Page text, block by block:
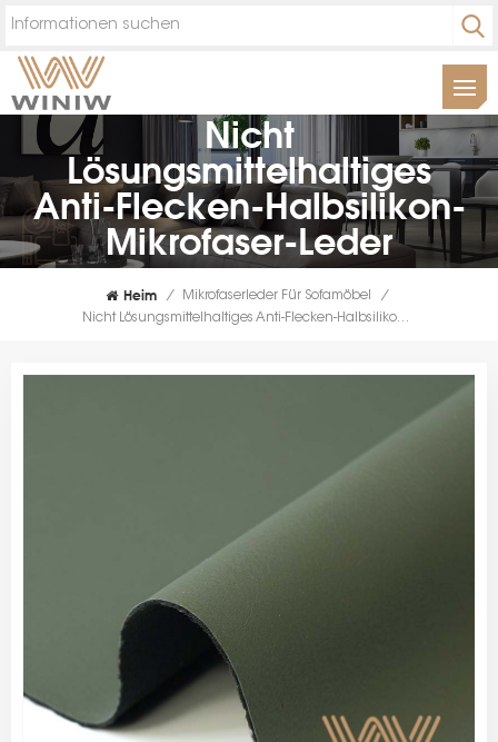
Nicht
Lösungsmittelhaltiges
Anti-Flecken-Halbsilikon-
Mikrofaser-Leder
Heim / Mikrofaserleder Für Sofamöbel
/
Nicht Lösungsmittelhaltiges Anti-Flecken-Halbsilikon-Mikrofaser-Leder